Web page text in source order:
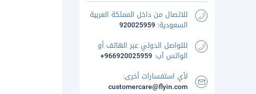
للاتصال من داخل المملكة العربية
السعودية: 920025959
للتواصل الدولي عبر الهاتف أو
الواتس آب: +966920025959
لأي استفسارات أخرى:
customercare@flyin.com